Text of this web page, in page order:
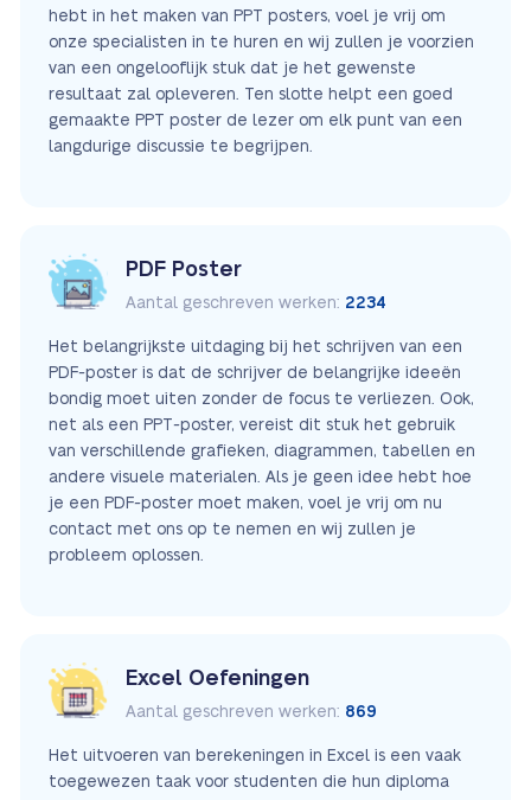
hebt in het maken van PPT posters, voel je vrij om
onze specialisten in te huren en wij zullen je voorzien
van een ongelooflijk stuk dat je het gewenste
resultaat zal opleveren. Ten slotte helpt een goed
gemaakte PPT poster de lezer om elk punt van een
langdurige discussie te begrijpen.
PDF Poster
Aantal geschreven werken: 2234
Het belangrijkste uitdaging bij het schrijven van een
PDF-poster is dat de schrijver de belangrijke ideeën
bondig moet uiten zonder de focus te verliezen. Ook,
net als een PPT-poster, vereist dit stuk het gebruik
van verschillende grafieken, diagrammen, tabellen en
andere visuele materialen. Als je geen idee hebt hoe
je een PDF-poster moet maken, voel je vrij om nu
contact met ons op te nemen en wij zullen je
probleem oplossen.
Excel Oefeningen
Aantal geschreven werken: 869
Het uitvoeren van berekeningen in Excel is een vaak
toegewezen taak voor studenten die hun diploma